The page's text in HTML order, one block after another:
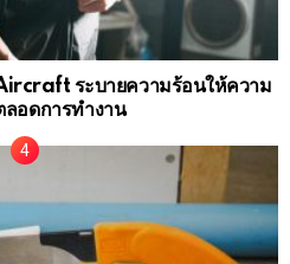
ระบายความร้อนให้ความ
ลอดการทำงาน